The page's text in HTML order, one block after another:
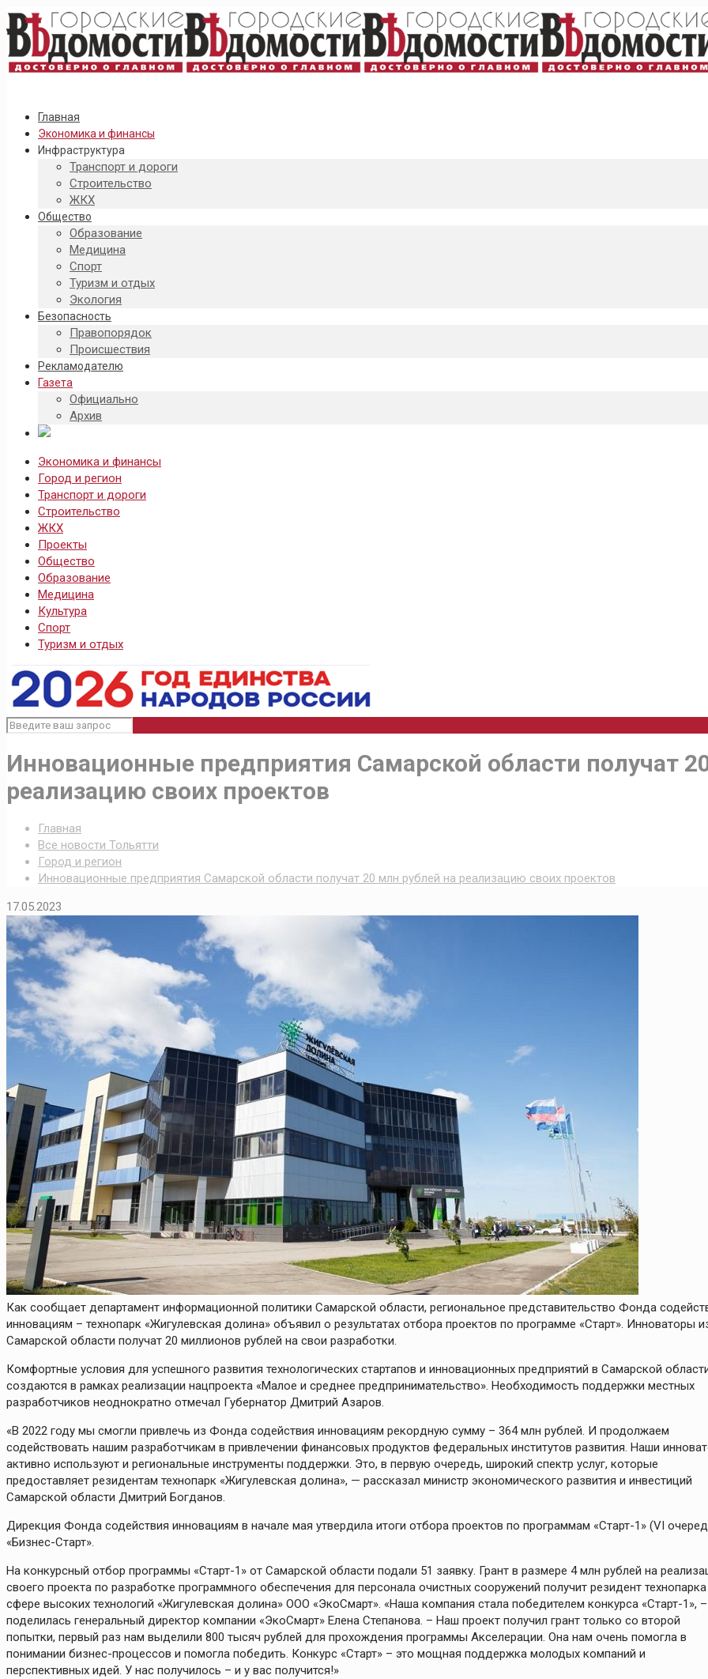
Главная
Экономика и финансы
Инфраструктура
Транспорт и дороги
Строительство
ЖКХ
Общество
Образование
Медицина
Спорт
Туризм и отдых
Экология
Безопасность
Правопорядок
Происшествия
Рекламодателю
Газета
Официально
Архив
Экономика и финансы
Город и регион
Транспорт и дороги
Строительство
ЖКХ
Проекты
Общество
Образование
Медицина
Культура
Спорт
Туризм и отдых
Инновационные предприятия Самарской области получат
реализацию своих проектов
Главная
Все новости Тольятти
Город и регион
Инновационные предприятия Самарской области получат 20 млн рублей на реализацию своих проектов
17.05.2023
Как сообщает департамент информационной политики Самарской области, региональное представительство Фонда
инновациям – технопарк «Жигулевская долина» объявил о результатах отбора проектов по программе «Старт». Инноваторы
Самарской области получат 20 миллионов рублей на свои разработки.
Комфортные условия для успешного развития технологических стартапов и инновационных предприятий в Самарской
создаются в рамках реализации нацпроекта «Малое и среднее предпринимательство». Необходимость поддержки местных
разработчиков неоднократно отмечал Губернатор Дмитрий Азаров.
«В 2022 году мы смогли привлечь из Фонда содействия инновациям рекордную сумму – 364 млн рублей. И продолжаем
содействовать нашим разработчикам в привлечении финансовых продуктов федеральных институтов развития. Наши
активно используют и региональные инструменты поддержки. Это, в первую очередь, широкий спектр услуг, которые
предоставляет резидентам технопарк «Жигулевская долина», — рассказал министр экономического развития и инвестиций
Самарской области Дмитрий Богданов.
Дирекция Фонда содействия инновациям в начале мая утвердила итоги отбора проектов по программам «Старт-1» (VI
«Бизнес-Старт».
На конкурсный отбор программы «Старт-1» от Самарской области подали 51 заявку. Грант в размере 4 млн рублей на
своего проекта по разработке программного обеспечения для персонала очистных сооружений получит резидент
сфере высоких технологий «Жигулевская долина» ООО «ЭкоСмарт». «Наша компания стала победителем конкурса «Старт-1», –
поделилась генеральный директор компании «ЭкоСмарт» Елена Степанова. – Наш проект получил грант только со второй
попытки, первый раз нам выделили 800 тысяч рублей для прохождения программы Акселерации. Она нам очень помогла в
понимании бизнес-процессов и помогла победить. Конкурс «Старт» – это мощная поддержка молодых компаний и
перспективных идей. У нас получилось – и у вас получится!»